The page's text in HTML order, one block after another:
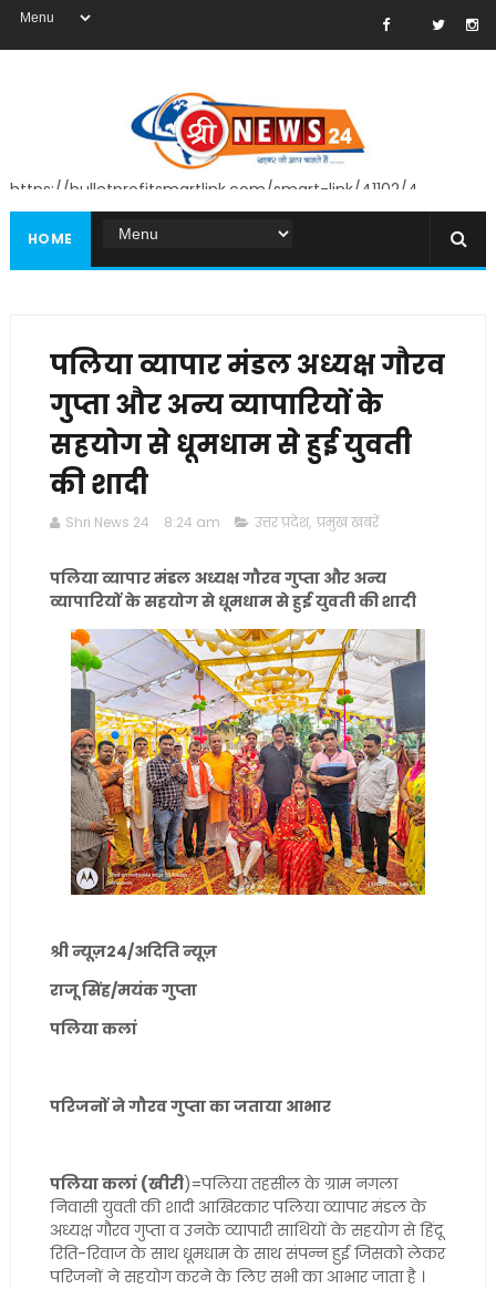
https://bulletprofitsmartlink.com/smart-link/41102/4
HOME
पलिया व्यापार मंडल अध्यक्ष गौरव
गुप्ता और अन्य व्यापारियों के
सहयोग से धूमधाम से हुई युवती
की शादी
Shri News 24 8:24 am उत्तर प्रदेश, प्रमुख खबरें
पलिया व्यापार मंडल अध्यक्ष गौरव गुप्ता और अन्य
व्यापारियों के सहयोग से धूमधाम से हुई युवती की शादी
श्री न्यूज़24/अदिति न्यूज़
राजू सिंह/मयंक गुप्ता
पलिया कलां
परिजनों ने गौरव गुप्ता का जताया आभार
पलिया कलां (खीरी)=पलिया तहसील के ग्राम नगला
निवासी युवती की शादी आखिरकार पलिया व्यापार मंडल के
अध्यक्ष गौरव गुप्ता व उनके व्यापारी साथियों के सहयोग से हिंदू
रिति-रिवाज के साथ धूमधाम के साथ संपन्न हुई जिसको लेकर
परिजनों ने सहयोग करने के लिए सभी का आभार जाता है ।